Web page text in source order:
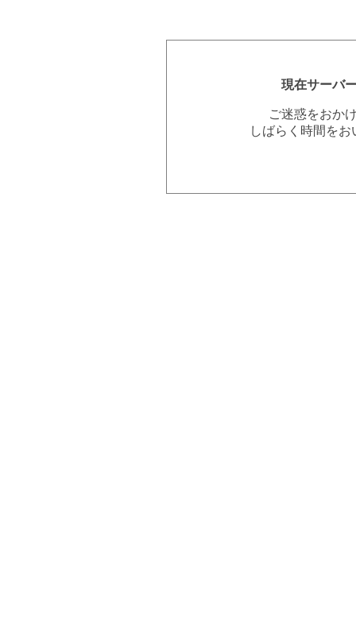
現在サーバ
ご迷惑をおか
しばらく時間を